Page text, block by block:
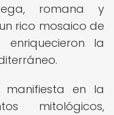
romana y
rico mosaico de
enriquecieron la
manifiesta en la
mitológicos,